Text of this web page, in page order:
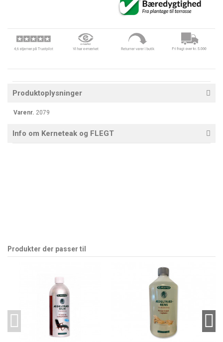
Produktoplysninger
Varenr. 2079
Info om Kerneteak og FLEGT
Produkter der passer til